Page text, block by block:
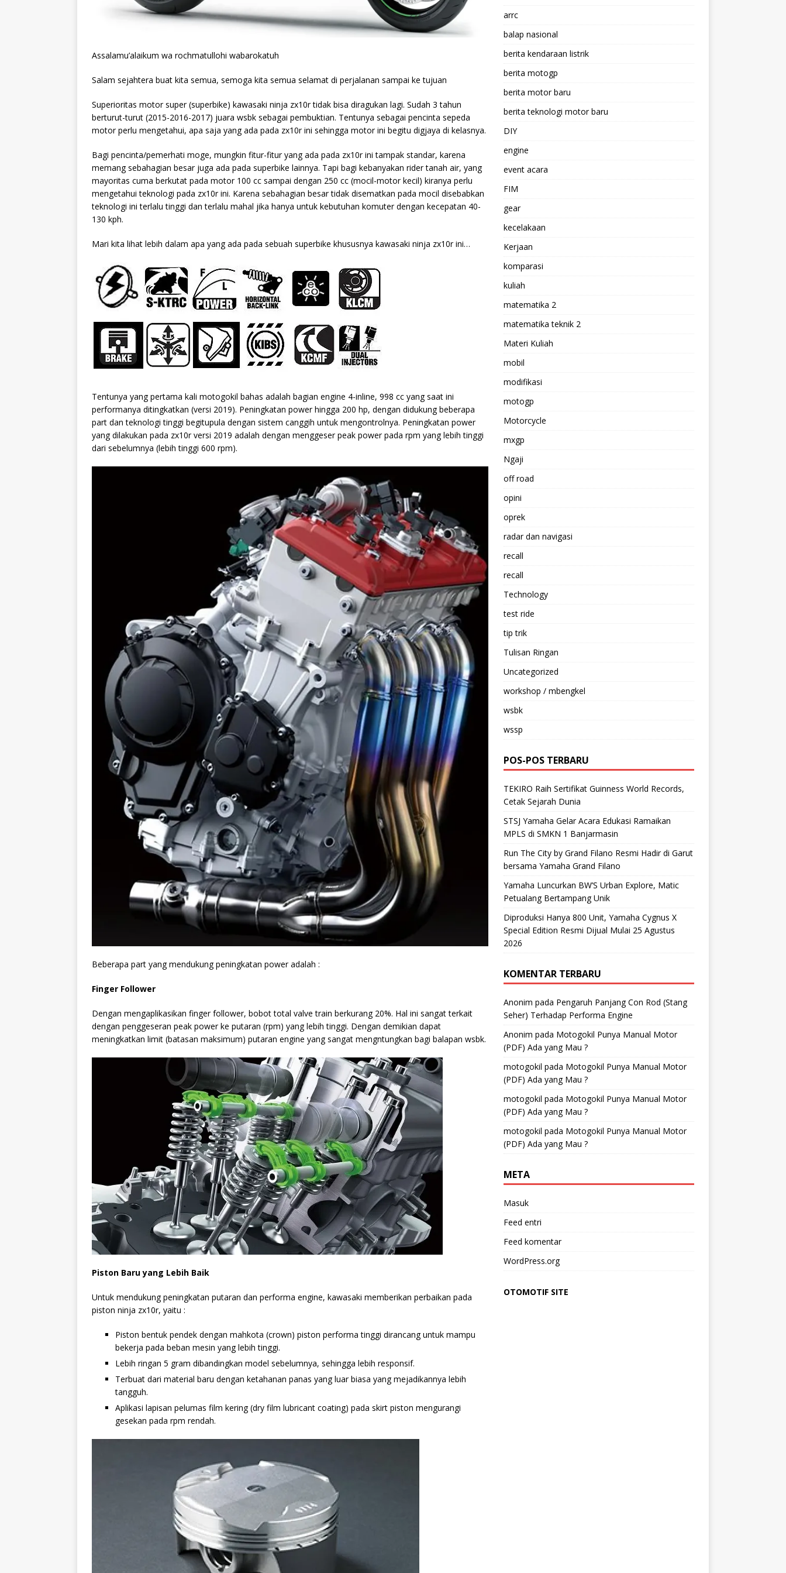
Assalamu’alaikum wa rochmatullohi wabarokatuh
Salam sejahtera buat kita semua, semoga kita semua selamat di perjalanan sampai ke tujuan
Superioritas motor super (superbike) kawasaki ninja zx10r tidak bisa diragukan lagi. Sudah 3 tahun
berturut-turut (2015-2016-2017) juara wsbk sebagai pembuktian. Tentunya sebagai pencinta sepeda
motor perlu mengetahui, apa saja yang ada pada zx10r ini sehingga motor ini begitu digjaya di kelasnya.
Bagi pencinta/pemerhati moge, mungkin fitur-fitur yang ada pada zx10r ini tampak standar, karena
memang sebahagian besar juga ada pada superbike lainnya. Tapi bagi kebanyakan rider tanah air, yang
mayoritas cuma berkutat pada motor 100 cc sampai dengan 250 cc (mocil-motor kecil) kiranya perlu
mengetahui teknologi pada zx10r ini. Karena sebahagian besar tidak disematkan pada mocil disebabkan
teknologi ini terlalu tinggi dan terlalu mahal jika hanya untuk kebutuhan komuter dengan kecepatan 40-
130 kph.
Mari kita lihat lebih dalam apa yang ada pada sebuah superbike khususnya kawasaki ninja zx10r ini…
Tentunya yang pertama kali motogokil bahas adalah bagian engine 4-inline, 998 cc yang saat ini
performanya ditingkatkan (versi 2019). Peningkatan power hingga 200 hp, dengan didukung beberapa
part dan teknologi tinggi begitupula dengan sistem canggih untuk mengontrolnya. Peningkatan power
yang dilakukan pada zx10r versi 2019 adalah dengan menggeser peak power pada rpm yang lebih tinggi
dari sebelumnya (lebih tinggi 600 rpm).
Beberapa part yang mendukung peningkatan power adalah :
Finger Follower
Dengan mengaplikasikan finger follower, bobot total valve train berkurang 20%. Hal ini sangat terkait
dengan penggeseran peak power ke putaran (rpm) yang lebih tinggi. Dengan demikian dapat
meningkatkan limit (batasan maksimum) putaran engine yang sangat mengntungkan bagi balapan wsbk.
Piston Baru yang Lebih Baik
Untuk mendukung peningkatan putaran dan performa engine, kawasaki memberikan perbaikan pada
piston ninja zx10r, yaitu :
Piston bentuk pendek dengan mahkota (crown) piston performa tinggi dirancang untuk mampu
bekerja pada beban mesin yang lebih tinggi.
Lebih ringan 5 gram dibandingkan model sebelumnya, sehingga lebih responsif.
Terbuat dari material baru dengan ketahanan panas yang luar biasa yang mejadikannya lebih
tangguh.
Aplikasi lapisan pelumas film kering (dry film lubricant coating) pada skirt piston mengurangi
gesekan pada rpm rendah.
arrc
balap nasional
berita kendaraan listrik
berita motogp
berita motor baru
berita teknologi motor baru
DIY
engine
event acara
FIM
gear
kecelakaan
Kerjaan
komparasi
kuliah
matematika 2
matematika teknik 2
Materi Kuliah
mobil
modifikasi
motogp
Motorcycle
mxgp
Ngaji
off road
opini
oprek
radar dan navigasi
recall
recall
Technology
test ride
tip trik
Tulisan Ringan
Uncategorized
workshop / mbengkel
wsbk
wssp
POS-POS TERBARU
TEKIRO Raih Sertifikat Guinness World Records,
Cetak Sejarah Dunia
STSJ Yamaha Gelar Acara Edukasi Ramaikan
MPLS di SMKN 1 Banjarmasin
Run The City by Grand Filano Resmi Hadir di Garut
bersama Yamaha Grand Filano
Yamaha Luncurkan BW’S Urban Explore, Matic
Petualang Bertampang Unik
Diproduksi Hanya 800 Unit, Yamaha Cygnus X
Special Edition Resmi Dijual Mulai 25 Agustus
2026
KOMENTAR TERBARU
Anonim pada Pengaruh Panjang Con Rod (Stang
Seher) Terhadap Performa Engine
Anonim pada Motogokil Punya Manual Motor
(PDF) Ada yang Mau ?
motogokil pada Motogokil Punya Manual Motor
(PDF) Ada yang Mau ?
motogokil pada Motogokil Punya Manual Motor
(PDF) Ada yang Mau ?
motogokil pada Motogokil Punya Manual Motor
(PDF) Ada yang Mau ?
META
Masuk
Feed entri
Feed komentar
WordPress.org
OTOMOTIF SITE